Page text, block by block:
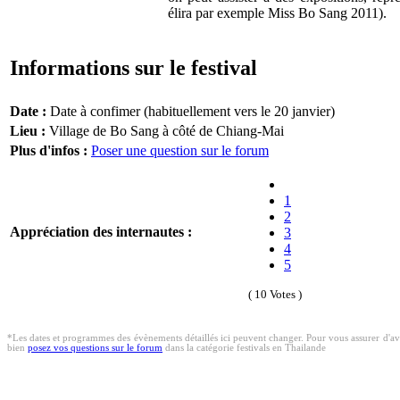
élira par exemple Miss Bo Sang 2011).
Informations sur le festival
Date : Date à confimer (habituellement vers le 20 janvier)
Lieu : Village de Bo Sang à côté de Chiang-Mai
Plus d'infos : Poser une question sur le forum
Appréciation des internautes :
1
2
3
4
5
( 10 Votes )
*Les dates et programmes des évènements détaillés ici peuvent changer. Pour vous assurer
bien posez vos questions sur le forum dans la catégorie festivals en Thailande